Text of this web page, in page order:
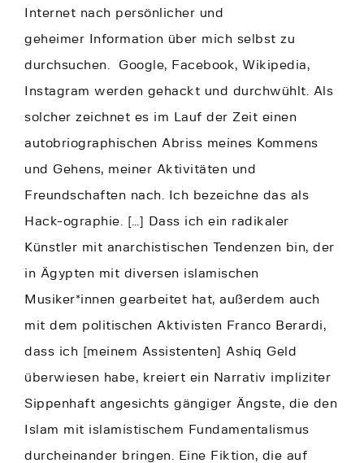
Internet nach persönlicher und
geheimer Information über mich selbst zu
durchsuchen. Google, Facebook, Wikipedia,
Instagram werden gehackt und durchwühlt. Als
solcher zeichnet es im Lauf der Zeit einen
autobriographischen Abriss meines Kommens
und Gehens, meiner Aktivitäten und
Freundschaften nach. Ich bezeichne das als
Hack-ographie. […] Dass ich ein radikaler
Künstler mit anarchistischen Tendenzen bin, der
in Ägypten mit diversen islamischen
Musiker*innen gearbeitet hat, außerdem auch
mit dem politischen Aktivisten Franco Berardi,
dass ich [meinem Assistenten] Ashiq Geld
überwiesen habe, kreiert ein Narrativ impliziter
Sippenhaft angesichts gängiger Ängste, die den
Islam mit islamistischem Fundamentalismus
durcheinander bringen. Eine Fiktion, die auf